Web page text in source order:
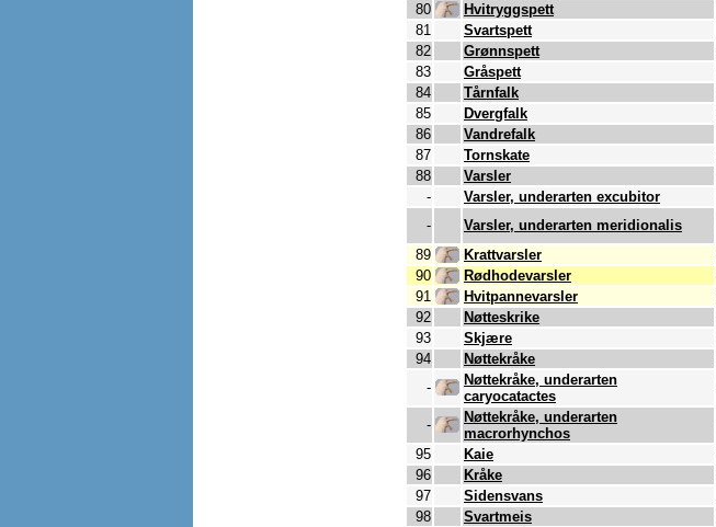
80
Hvitryggspett
81
Svartspett
82
Grønnspett
83
Gråspett
84
Tårnfalk
85
Dvergfalk
86
Vandrefalk
87
Tornskate
88
Varsler
-
Varsler, underarten excubitor
-
Varsler, underarten meridionalis
89
Krattvarsler
90
Rødhodevarsler
91
Hvitpannevarsler
92
Nøtteskrike
93
Skjære
94
Nøttekråke
-
Nøttekråke, underarten
caryocatactes
-
Nøttekråke, underarten
macrorhynchos
95
Kaie
96
Kråke
97
Sidensvans
98
Svartmeis